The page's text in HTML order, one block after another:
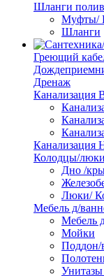
Шланги
Муфты/
Шланги
Греющий
Дренаж
Канализация
Канализация
Колодцы/люки
Дно /
Люки/
Мебель д/
Мебель
Мойки
Поддон/
Унитазы